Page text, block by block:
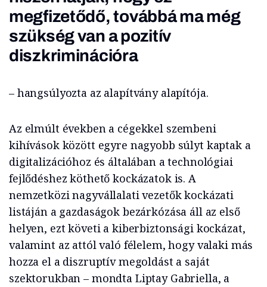
megfizetődő, továbbá ma még
szükség van a pozitív
diszkriminációra
– hangsúlyozta az alapítvány alapítója.
Az elmúlt években a cégekkel szembeni
kihívások között egyre nagyobb súlyt kaptak a
digitalizációhoz és általában a technológiai
fejlődéshez köthető kockázatok is. A
nemzetközi nagyvállalati vezetők kockázati
listáján a gazdaságok bezárkózása áll az első
helyen, ezt követi a kiberbiztonsági kockázat,
valamint az attól való félelem, hogy valaki más
hozza el a diszruptív megoldást a saját
szektorukban – mondta Liptay Gabriella, a